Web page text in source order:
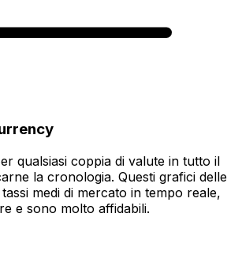
qualsiasi coppia di valute in tutto il
la cronologia. Questi grafici delle
medi di mercato in tempo reale,
e sono molto affidabili.